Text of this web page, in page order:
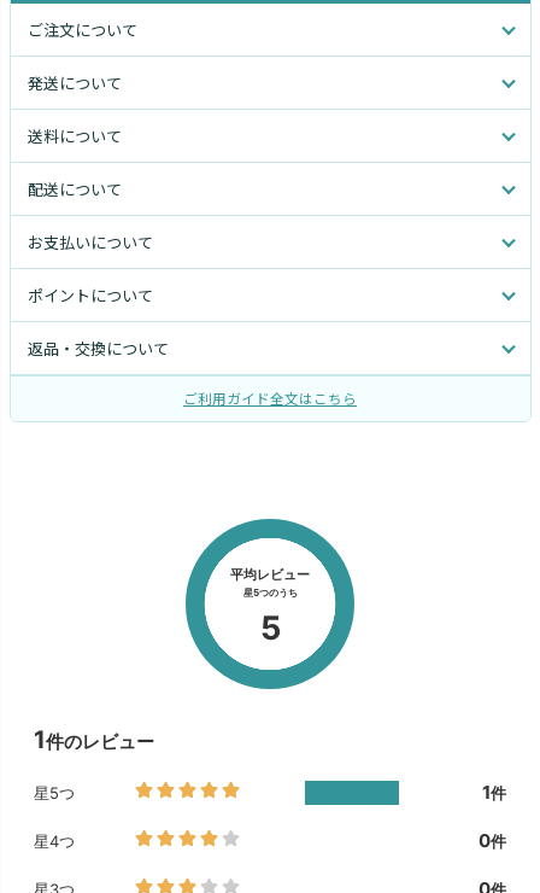
ご注文について
発送について
送料について
配送について
お支払いについて
ポイントについて
返品・交換について
ご利用ガイド全文はこちら